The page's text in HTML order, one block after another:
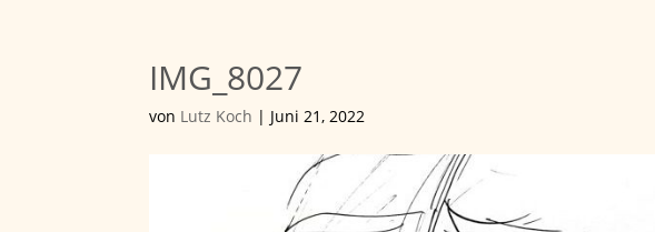
IMG_8027
von Lutz Koch | Juni 21, 2022